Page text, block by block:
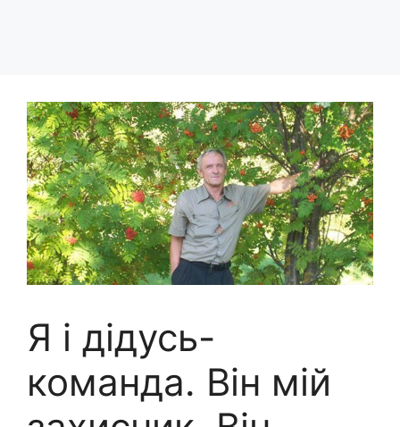
Я і дідусь-
команда. Він мій